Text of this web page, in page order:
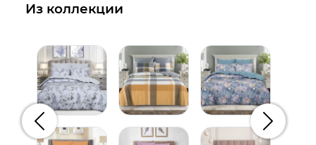
Из коллекции
Предыдущий